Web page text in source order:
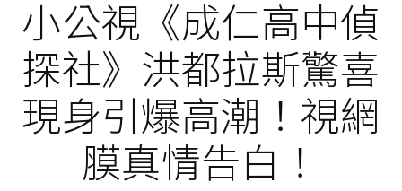
小公視《成仁高中偵
探社》洪都拉斯驚喜
現身引爆高潮！視網
膜真情告白！